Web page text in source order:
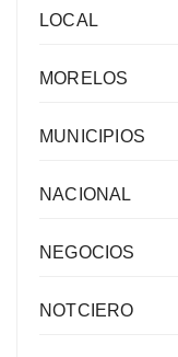
LOCAL
MORELOS
MUNICIPIOS
NACIONAL
NEGOCIOS
NOTCIERO